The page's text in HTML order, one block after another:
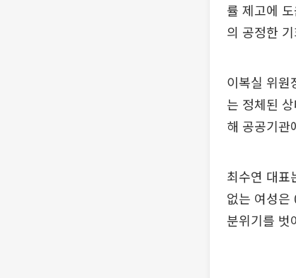
률 제고에
의 공정한
이복실 위원
는 정체된
해 공공기관
최수연 대표
없는 여성은
분위기를 벗